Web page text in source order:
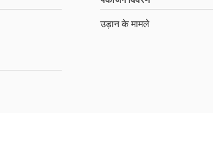
उड़ान के मामले